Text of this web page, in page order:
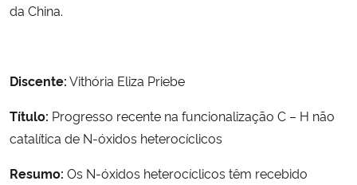
Banco Central do Brasil
da China.
Discente:Vithória Eliza Priebe
Título: Progresso recente na funcionalização C – H não
catalítica de N-óxidos heterocíclicos
Resumo: Os N-óxidos heterocíclicos têm recebido